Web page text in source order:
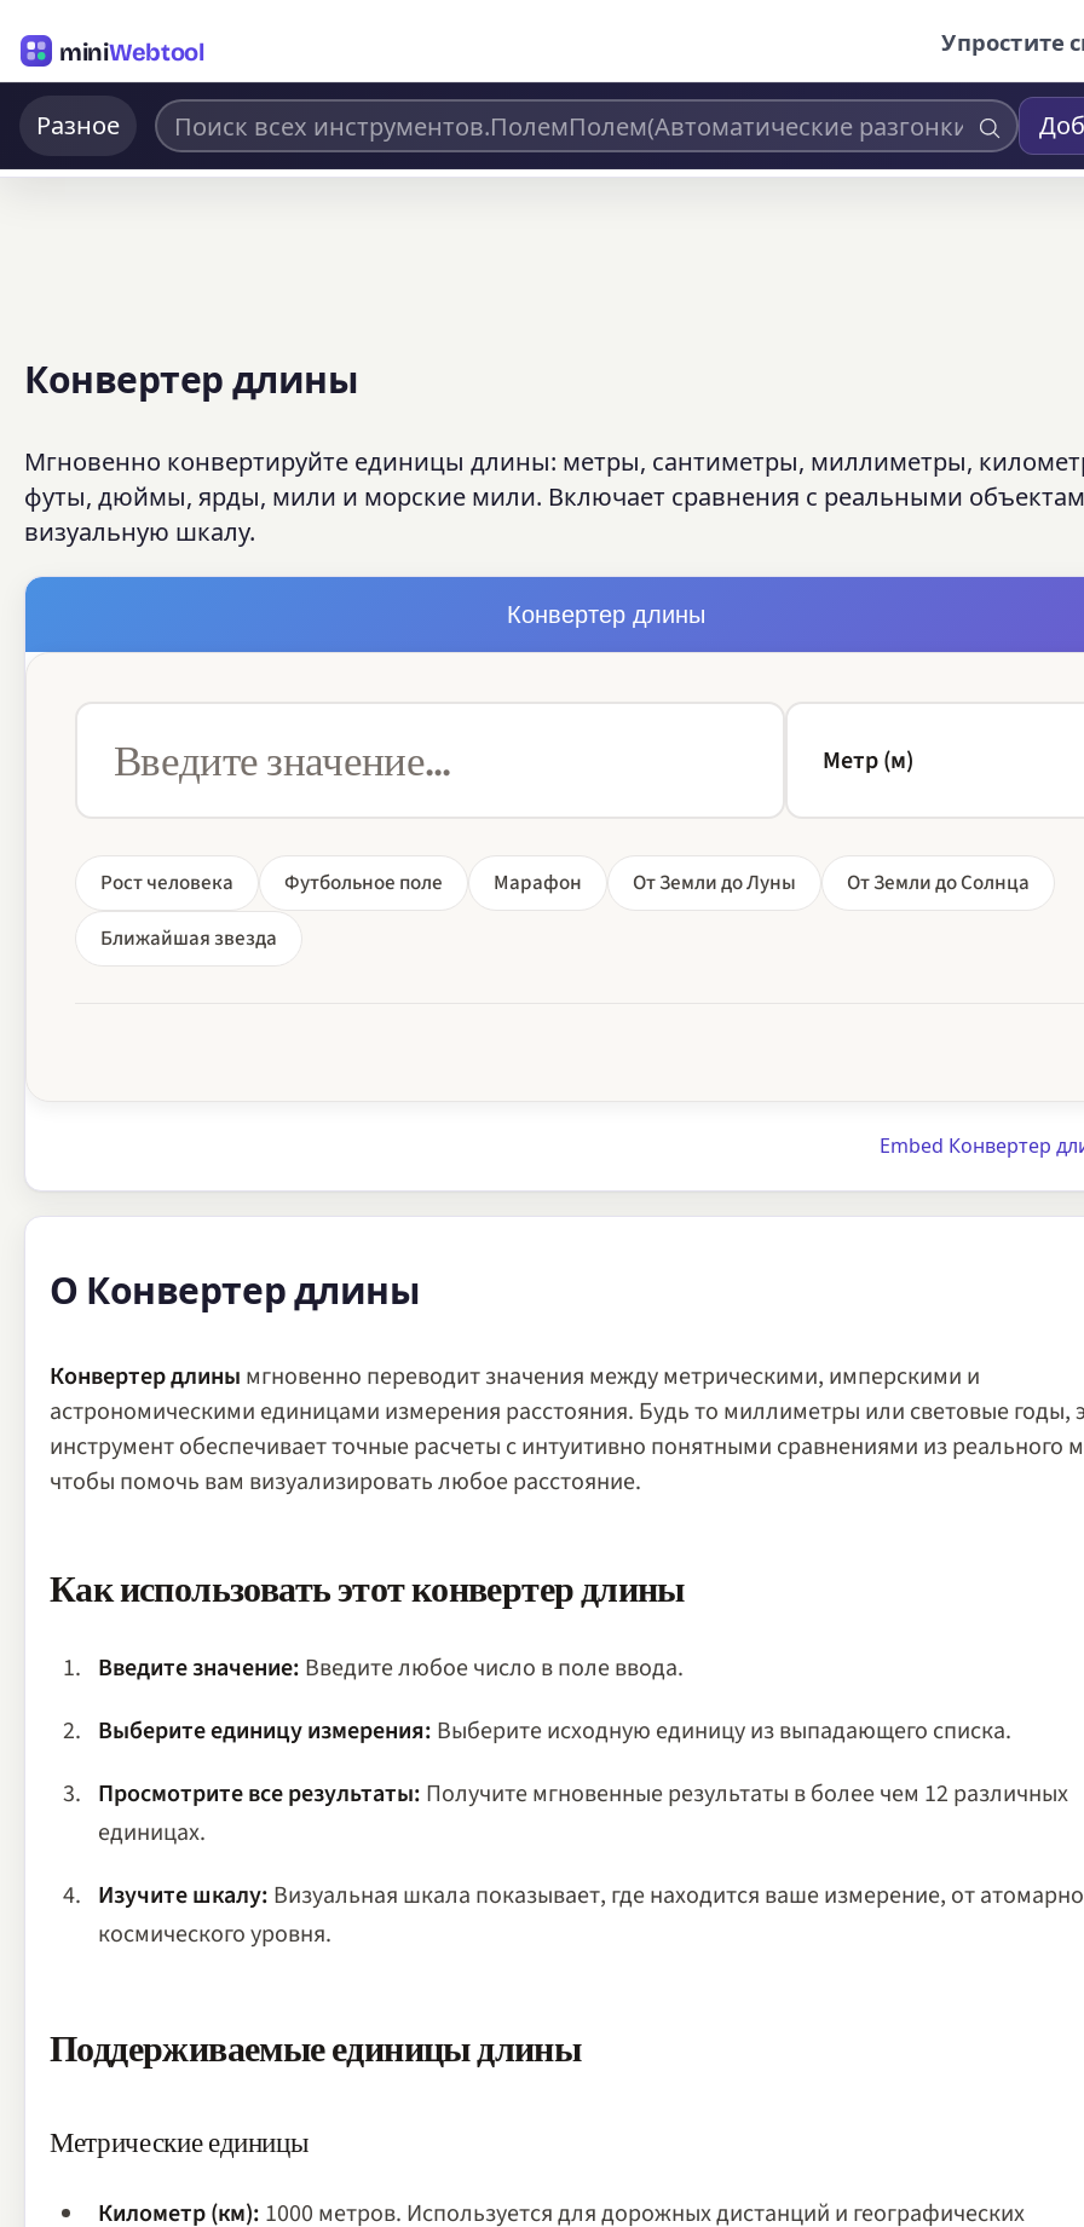
miniWebtool Упростите
Разное
Конвертер длины
Мгновенно конвертируйте единицы длины: метры, сантиметры, миллиметры,
футы, дюймы, ярды, мили и морские мили. Включает сравнения с реальными
визуальную шкалу.
Конвертер длины
Рост человека Футбольное поле Марафон От Земли до Луны
От Земли до Солнца
Ближайшая звезда
Embed Конвертер
О Конвертер длины
Конвертер длины мгновенно переводит значения между метрическими, имперскими и
астрономическими единицами измерения расстояния. Будь то миллиметры или световые годы,
инструмент обеспечивает точные расчеты с интуитивно понятными сравнениями из реального
чтобы помочь вам визуализировать любое расстояние.
Как использовать этот конвертер длины
Введите значение: Введите любое число в поле ввода.
Выберите единицу измерения: Выберите исходную единицу из выпадающего списка.
Просмотрите все результаты: Получите мгновенные результаты в более чем 12 различных
единицах.
Изучите шкалу: Визуальная шкала показывает, где находится ваше измерение, от
космического уровня.
Поддерживаемые единицы длины
Метрические единицы
Километр (км): 1000 метров. Используется для дорожных дистанций и географических